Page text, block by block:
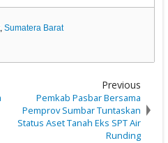
,Sumatera Barat
Previous
Pemkab Pasbar Bersama
Pemprov Sumbar Tuntaskan
Status Aset Tanah Eks SPT Air
Runding